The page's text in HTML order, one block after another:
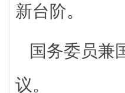
新台阶。
国务委员兼
议。